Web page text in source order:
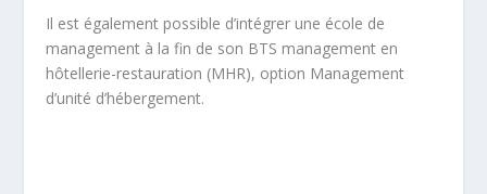
Il est également possible d’intégrer une école de
management à la fin de son BTS management en
hôtellerie-restauration (MHR), option Management
d’unité d’hébergement.